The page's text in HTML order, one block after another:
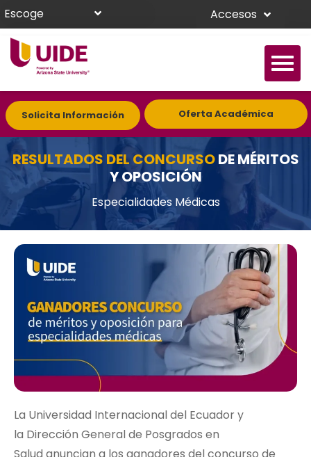
Escoge Accesos
Solicita Información Oferta Académica
RESULTADOS DEL CONCURSODE MÉRITOS
Y OPOSICIÓN
Especialidades Médicas
La Universidad Internacional del Ecuadory
la Dirección General de Posgrados en